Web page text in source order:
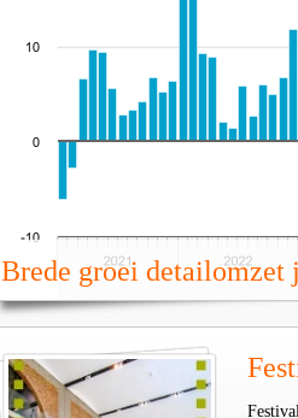
Brede groei detailomzet